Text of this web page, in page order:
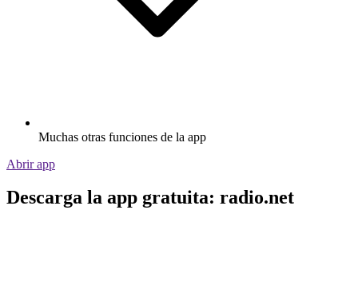
Muchas otras funciones de la app
Abrir app
Descarga la app gratuita: radio.net